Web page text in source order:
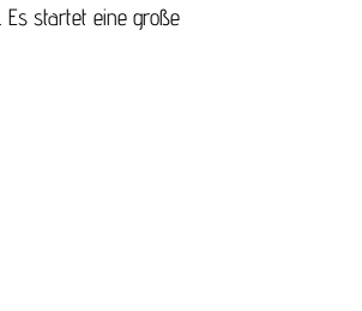
startet eine große